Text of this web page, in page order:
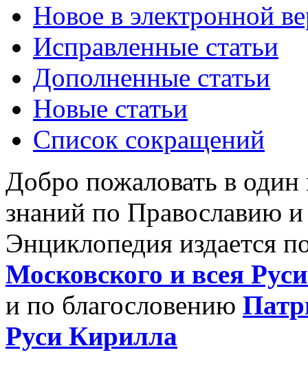
Новое в электронной
Исправленные статьи
Дополненные статьи
Новые статьи
Список сокращений
Добро пожаловать в
знаний по Православию
Энциклопедия издается
Московского и всея
и по благословению
Руси Кирилла